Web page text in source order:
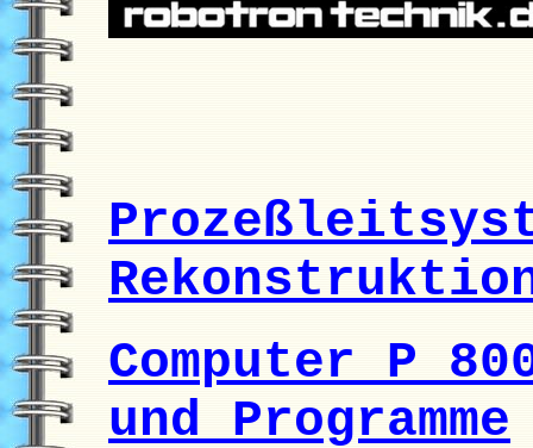
Computer P
und Programme